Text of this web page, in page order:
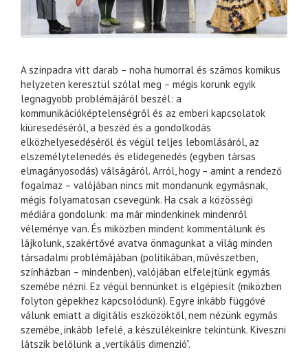
A színpadra vitt darab – noha humorral és számos komikus
helyzeten keresztül szólal meg – mégis korunk egyik
legnagyobb problémájáról beszél: a
kommunikációképtelenségről és az emberi kapcsolatok
kiüresedéséről, a beszéd és a gondolkodás
elközhelyesedéséről és végül teljes lebomlásáról, az
elszemélytelenedés és elidegenedés (egyben társas
elmagányosodás) válságáról. Arról, hogy – amint a rendező
fogalmaz – valójában nincs mit mondanunk egymásnak,
mégis folyamatosan csevegünk. Ha csak a közösségi
médiára gondolunk: ma már mindenkinek mindenről
véleménye van. És miközben mindent kommentálunk és
lájkolunk, szakértővé avatva önmagunkat a világ minden
társadalmi problémájában (politikában, művészetben,
színházban – mindenben), valójában elfelejtünk egymás
szemébe nézni. Ez végül bennünket is elgépiesít (miközben
folyton gépekhez kapcsolódunk). Egyre inkább függővé
válunk emiatt a digitális eszközöktől, nem nézünk egymás
szemébe, inkább lefelé, a készülékeinkre tekintünk. Kiveszni
látszik belőlünk a „vertikális dimenzió”.